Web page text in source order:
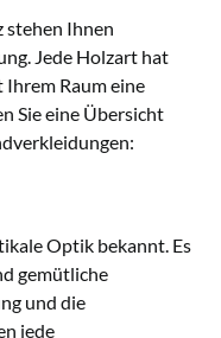
stehen Ihnen
Jede Holzart hat
Raum eine
Sie eine Übersicht
Optik bekannt. Es
gemütliche
und die
jede